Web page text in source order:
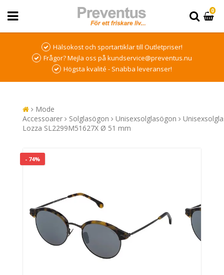
0
Hälsokost och sportartiklar till Outletpriser!
Frågor? Mejla oss på kundservice@preventus.nu
Högsta kvalité - Snabba leveranser!
Mode
Accessoarer
Solglasögon Unisexsolglasögon
Lozza SL2299M51627X Ø 51 mm
- 74%